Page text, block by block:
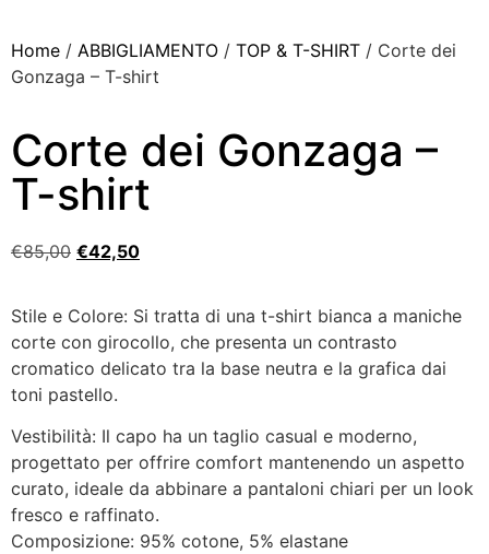
Home / ABBIGLIAMENTO / TOP & T-SHIRT / Corte dei
Gonzaga – T-shirt
Corte dei Gonzaga –
T-shirt
€85,00 €42,50
Stile e Colore: Si tratta di una t-shirt bianca a maniche
corte con girocollo, che presenta un contrasto
cromatico delicato tra la base neutra e la grafica dai
toni pastello.
Vestibilità: Il capo ha un taglio casual e moderno,
progettato per offrire comfort mantenendo un aspetto
curato, ideale da abbinare a pantaloni chiari per un look
fresco e raffinato.
Composizione: 95% cotone, 5% elastane